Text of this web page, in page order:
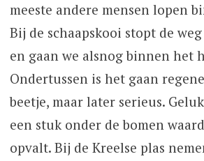
meeste andere mensen lopen
Bij de schaapskooi stopt de
en gaan we alsnog binnen het
Ondertussen is het gaan
beetje, maar later serieus.
een stuk onder de bomen
opvalt. Bij de Kreelse plas